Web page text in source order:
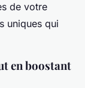
de votre
uniques qui
en boostant